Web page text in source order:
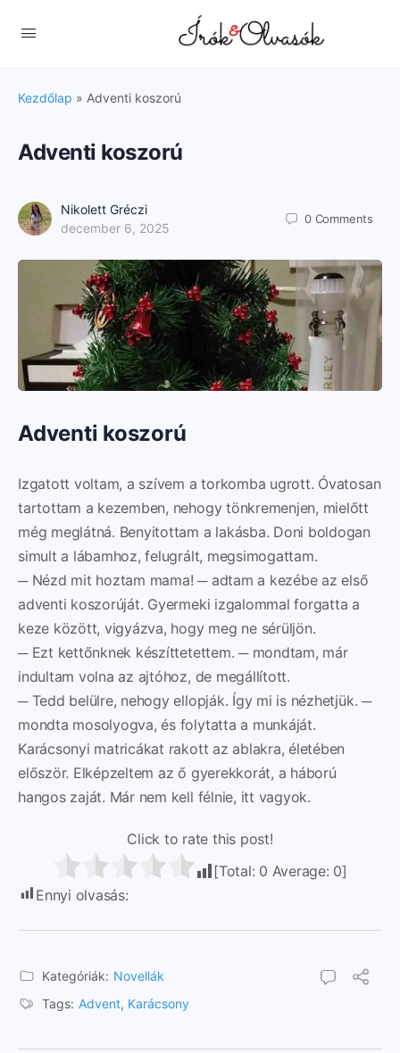
Kezdőlap » Adventi koszorú
Adventi koszorú
Nikolett Gréczi
december 6, 2025
0 Comments
Adventi koszorú
Izgatott voltam, a szívem a torkomba ugrott. Óvatosan
tartottam a kezemben, nehogy tönkremenjen, mielőtt
még meglátná. Benyitottam a lakásba. Doni boldogan
simult a lábamhoz, felugrált, megsimogattam.
─ Nézd mit hoztam mama! ─ adtam a kezébe az első
adventi koszorúját. Gyermeki izgalommal forgatta a
keze között, vigyázva, hogy meg ne sérüljön.
─ Ezt kettőnknek készíttetettem. ─ mondtam, már
indultam volna az ajtóhoz, de megállított.
─ Tedd belülre, nehogy ellopják. Így mi is nézhetjük. ─
mondta mosolyogva, és folytatta a munkáját.
Karácsonyi matricákat rakott az ablakra, életében
először. Elképzeltem az ő gyerekkorát, a háború
hangos zaját. Már nem kell félnie, itt vagyok.
Click to rate this post!
[Total: 0 Average: 0]
Ennyi olvasás:
Kategóriák: Novellák
Tags: Advent, Karácsony